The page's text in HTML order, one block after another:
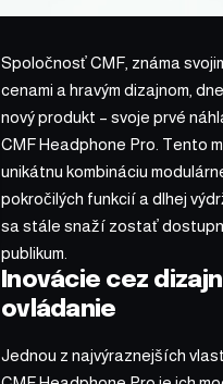
Spoločnosť CMF, známa
cenami a hravým dizajnom,
nový produkt – svoje prvé
CMF Headphone Pro. Tento
unikátnu kombináciu
pokročilých funkcií a dlhej
sa stále snaží zostať
publikum.
Inovácie cez
ovládanie
Jednou z najvýraznejších